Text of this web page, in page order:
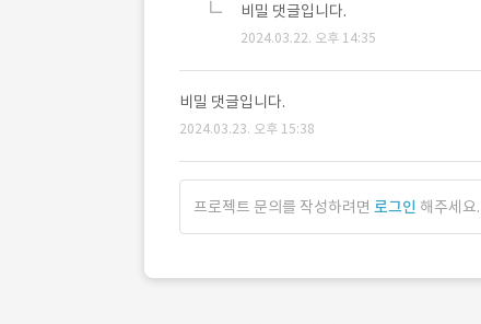
비밀 댓글입니다.
2024.03.22. 오후 14:35
비밀 댓글입니다.
2024.03.23. 오후 15:38
프로젝트 문의를 작성하려면 로그인 해주세요.